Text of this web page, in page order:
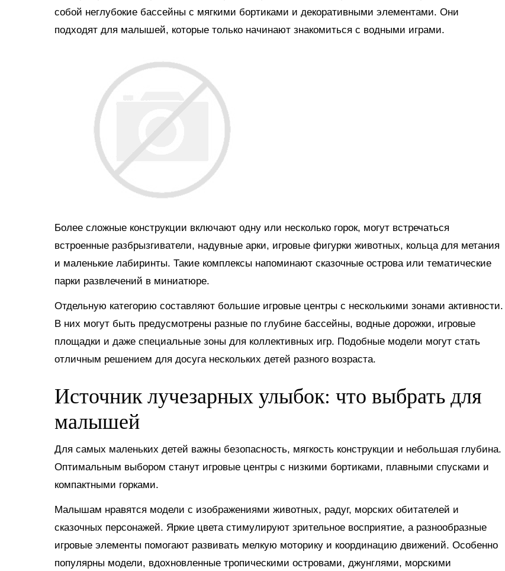
собой неглубокие бассейны с мягкими бортиками и декоративными элементами. Они
подходят для малышей, которые только начинают знакомиться с водными играми.
Более сложные конструкции включают одну или несколько горок, могут встречаться
встроенные разбрызгиватели, надувные арки, игровые фигурки животных, кольца для метания
и маленькие лабиринты. Такие комплексы напоминают сказочные острова или тематические
парки развлечений в миниатюре.
Отдельную категорию составляют большие игровые центры с несколькими зонами активности.
В них могут быть предусмотрены разные по глубине бассейны, водные дорожки, игровые
площадки и даже специальные зоны для коллективных игр. Подобные модели могут стать
отличным решением для досуга нескольких детей разного возраста.
Источник лучезарных улыбок: что выбрать для
малышей
Для самых маленьких детей важны безопасность, мягкость конструкции и небольшая глубина.
Оптимальным выбором станут игровые центры с низкими бортиками, плавными спусками и
компактными горками.
Малышам нравятся модели с изображениями животных, радуг, морских обитателей и
сказочных персонажей. Яркие цвета стимулируют зрительное восприятие, а разнообразные
игровые элементы помогают развивать мелкую моторику и координацию движений. Особенно
популярны модели, вдохновленные тропическими островами, джунглями, морскими